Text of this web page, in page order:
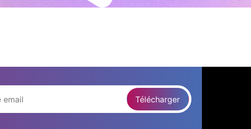
Télécharger